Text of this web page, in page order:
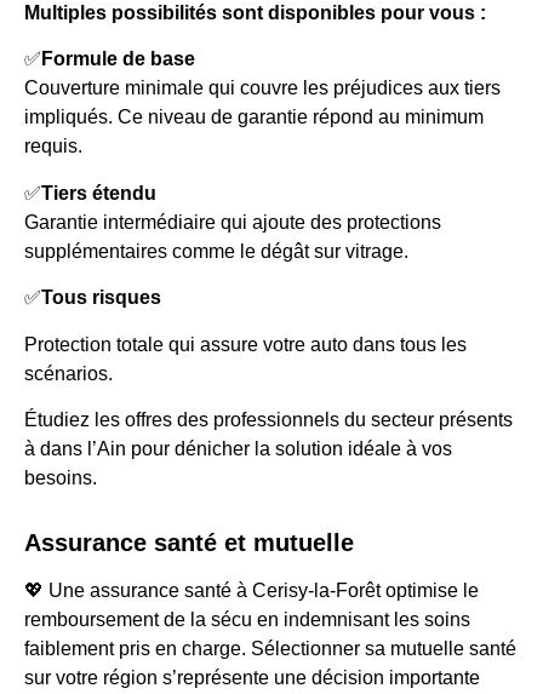
Multiples possibilités sont disponibles pour vous :
✅ Formule de base
Couverture minimale qui couvre les préjudices aux tiers
impliqués. Ce niveau de garantie répond au minimum
requis.
✅Tiers étendu
Garantie intermédiaire qui ajoute des protections
supplémentaires comme le dégât sur vitrage.
✅Tous risques
Protection totale qui assure votre auto dans tous les
scénarios.
Étudiez les offres des professionnels du secteur présents
à dans l’Ain pour dénicher la solution idéale à vos
besoins.
Assurance santé et mutuelle
💖 Une assurance santé à Cerisy-la-Forêt optimise le
remboursement de la sécu en indemnisant les soins
faiblement pris en charge. Sélectionner sa mutuelle santé
sur votre région s’représente une décision importante